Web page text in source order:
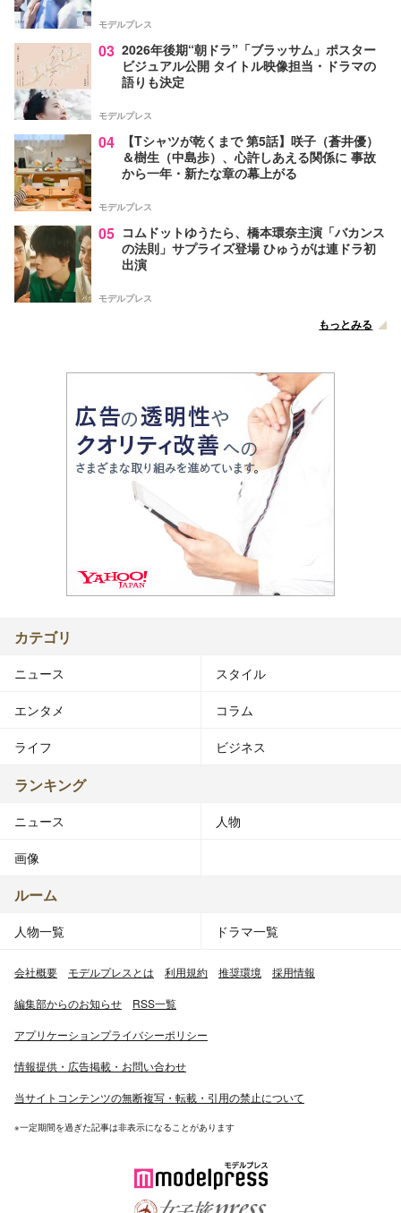
モデルプレス
03 2026年後期“朝ドラ”「ブラッサム」ポスター
ビジュアル公開 タイトル映像担当・ドラマの
語りも決定
モデルプレス
04
【Tシャツが乾くまで 第5話】咲子（蒼井優）
＆樹生（中島歩）、心許しあえる関係に 事故
から一年・新たな章の幕上がる
モデルプレス
05 コムドットゆうたら、橋本環奈主演「バカンス
の法則」サプライズ登場 ひゅうがは連ドラ初
出演
モデルプレス
もっとみる
カテゴリ
ニュース スタイル
エンタメ コラム
ライフ ビジネス
ランキング
ニュース 人物
画像
ルーム
人物一覧 ドラマ一覧
会社概要 モデルプレスとは 利用規約 推奨環境 採用情報
編集部からのお知らせ RSS一覧
アプリケーションプライバシーポリシー
情報提供・広告掲載・お問い合わせ
当サイトコンテンツの無断複写・転載・引用の禁止について
※一定期間を過ぎた記事は非表示になることがあります